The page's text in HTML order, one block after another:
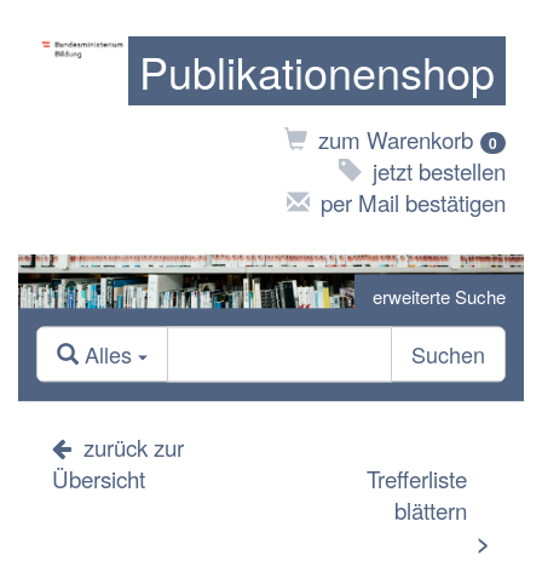
Publikationenshop
zum Warenkorb 0
jetzt bestellen
per Mail bestätigen
erweiterte Suche
Alles Suchen
zurück zur
Übersicht
Trefferliste
blättern
>